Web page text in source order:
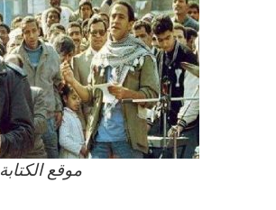
موقع الكتابة